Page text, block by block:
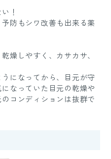
！
防もシワ改善も出来る薬
燥しやすく、カサカサ、
になってから、目元が守
なっていた目元の乾燥や
コンディションは抜群で